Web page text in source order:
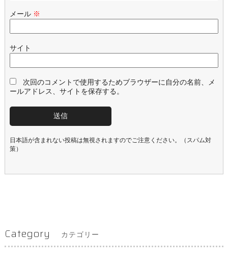
メール ※
サイト
次回のコメントで使用するためブラウザーに自分の名前、メ
ールアドレス、サイトを保存する。
日本語が含まれない投稿は無視されますのでご注意ください。（スパム対
策）
Category カテゴリー